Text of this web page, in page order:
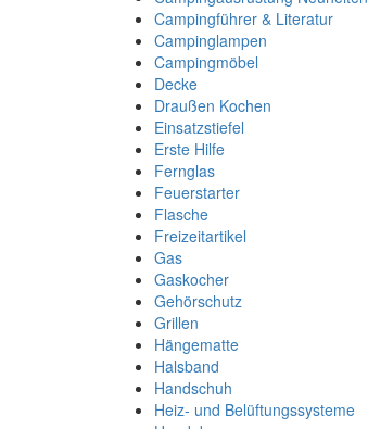
Campingführer & Literatur
Campinglampen
Campingmöbel
Decke
Draußen Kochen
Einsatzstiefel
Erste Hilfe
Fernglas
Feuerstarter
Flasche
Freizeitartikel
Gas
Gaskocher
Gehörschutz
Grillen
Hängematte
Halsband
Handschuh
Heiz- und Belüftungssysteme